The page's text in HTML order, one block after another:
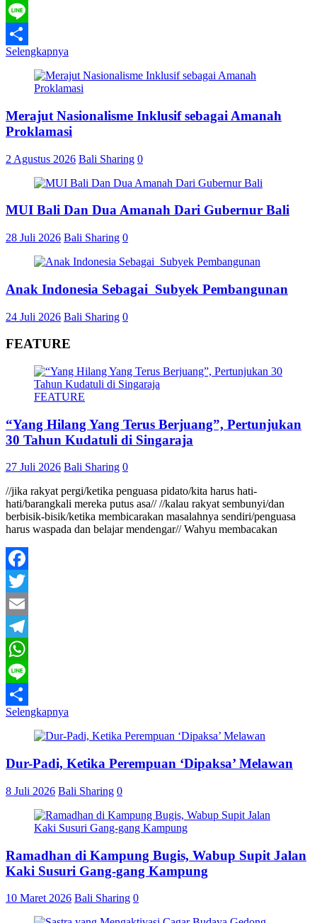
WhatsApp
Line
Share
Selengkapnya
Merajut Nasionalisme Inklusif sebagai Amanah
Proklamasi
2 Agustus 2026 Bali Sharing 0
MUI Bali Dan Dua Amanah Dari Gubernur Bali
28 Juli 2026 Bali Sharing 0
Anak Indonesia Sebagai Subyek Pembangunan
24 Juli 2026 Bali Sharing 0
FEATURE
FEATURE
“Yang Hilang Yang Terus Berjuang”, Pertunjukan
30 Tahun Kudatuli di Singaraja
27 Juli 2026 Bali Sharing 0
//jika rakyat pergi/ketika penguasa pidato/kita harus hati-
hati/barangkali mereka putus asa// //kalau rakyat sembunyi/dan
berbisik-bisik/ketika membicarakan masalahnya sendiri/penguasa
harus waspada dan belajar mendengar// Wahyu membacakan
Facebook
Twitter
Email
Telegram
WhatsApp
Line
Share
Selengkapnya
Dur-Padi, Ketika Perempuan ‘Dipaksa’ Melawan
8 Juli 2026 Bali Sharing 0
Ramadhan di Kampung Bugis, Wabup Supit Jalan
Kaki Susuri Gang-gang Kampung
10 Maret 2026 Bali Sharing 0